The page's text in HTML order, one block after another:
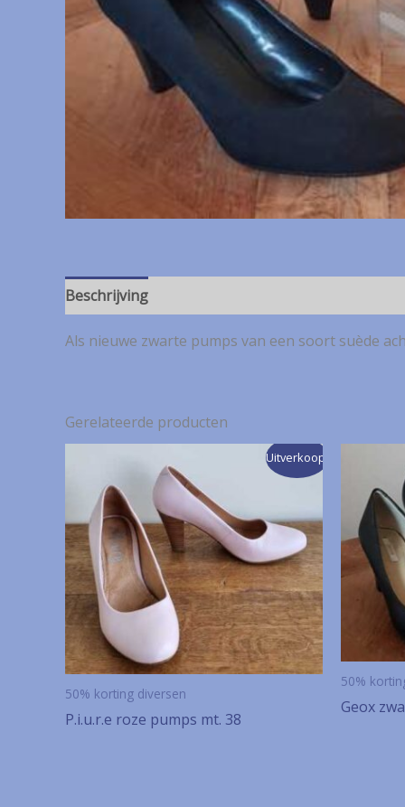
Beschrijving
Als nieuwe zwarte pumps van een soort suède
Gerelateerde producten
Uitverkoop!
50% korting diversen
P.i.u.r.e roze pumps mt. 38
50%
Geox